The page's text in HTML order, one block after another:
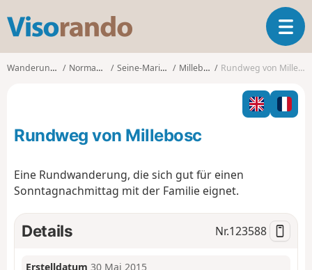
s
o
o
T
o
g
l
n
i
o
Wanderungen Normandie Seine-Maritime Millebosc Rundweg von Millebosc
Rundweg von Millebosc
Eine Rundwanderung, die sich gut für einen
Sonntagnachmittag mit der Familie eignet.
Details Nr.123588
Erstelldatum 30 Mai 2015